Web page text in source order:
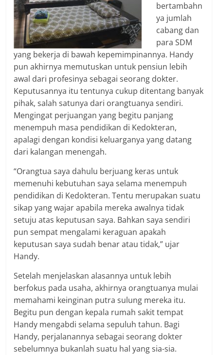
bertambahn
ya jumlah
cabang dan
para SDM
yang bekerja di bawah kepemimpinannya. Handy
pun akhirnya memutuskan untuk pensiun lebih
awal dari profesinya sebagai seorang dokter.
Keputusannya itu tentunya cukup ditentang banyak
pihak, salah satunya dari orangtuanya sendiri.
Mengingat perjuangan yang begitu panjang
menempuh masa pendidikan di Kedokteran,
apalagi dengan kondisi keluarganya yang datang
dari kalangan menengah.
“Orangtua saya dahulu berjuang keras untuk
memenuhi kebutuhan saya selama menempuh
pendidikan di Kedokteran. Tentu merupakan suatu
sikap yang wajar apabila mereka awalnya tidak
setuju atas keputusan saya. Bahkan saya sendiri
pun sempat mengalami keraguan apakah
keputusan saya sudah benar atau tidak,” ujar
Handy.
Setelah menjelaskan alasannya untuk lebih
berfokus pada usaha, akhirnya orangtuanya mulai
memahami keinginan putra sulung mereka itu.
Begitu pun dengan kepala rumah sakit tempat
Handy mengabdi selama sepuluh tahun. Bagi
Handy, perjalanannya sebagai seorang dokter
sebelumnya bukanlah suatu hal yang sia-sia.